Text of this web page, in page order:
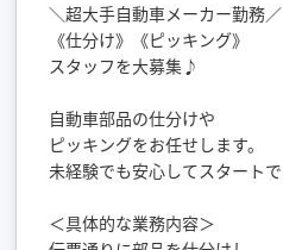
＼超大手自動車メーカー勤務／
《仕分け》《ピッキング》
スタッフを大募集♪
自動車部品の仕分けや
ピッキングをお任せします。
未経験でも安心してスタート
＜具体的な業務内容＞